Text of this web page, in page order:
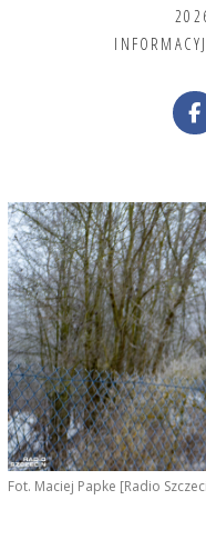
Fot. Maciej Papke [Radio